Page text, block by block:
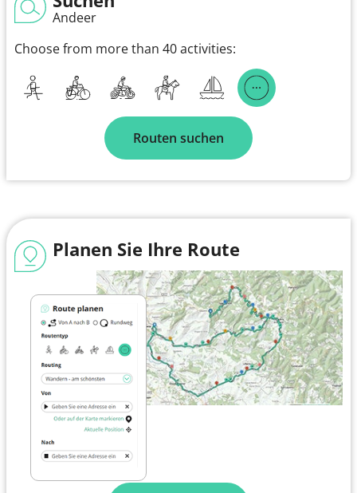
Andeer
Choose from more than 40 activities:
Routen suchen
Planen Sie Ihre Route